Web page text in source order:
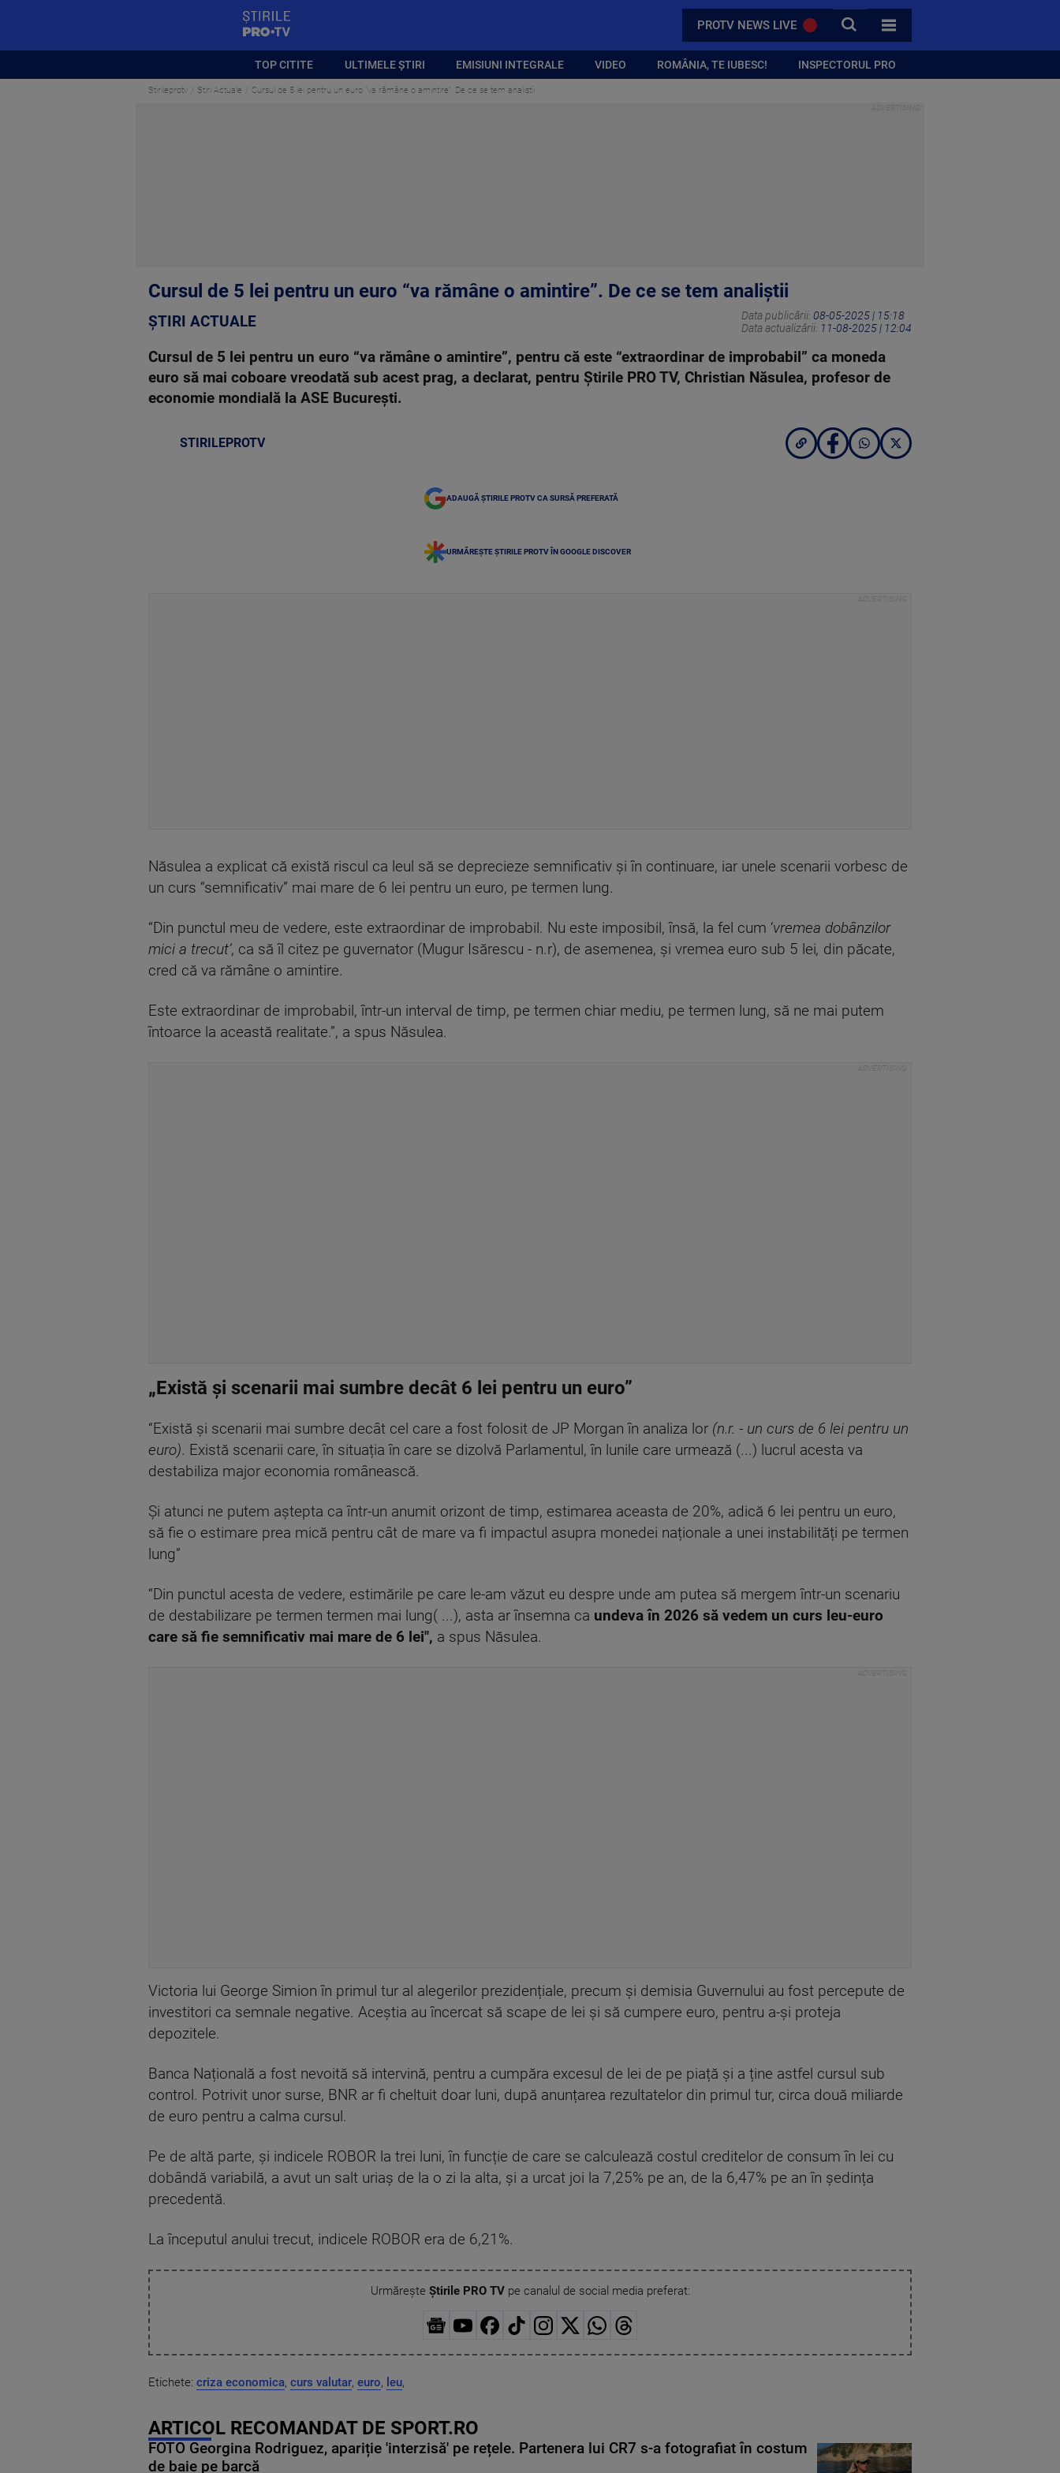
PROTV NEWS LIVE CAUTA
TOATE CATEGORIILE
TOP CITITE ULTIMELE ȘTIRI EMISIUNI INTEGRALE VIDEO ROMÂNIA, TE IUBESC! INSPECTORUL PRO
Stirileprotv Știri Actuale Cursul de 5 lei pentru un euro “va rămâne o amintire”. De ce se tem analiștii
Cursul de 5 lei pentru un euro “va rămâne o amintire”. De ce se tem analiștii
ȘTIRI ACTUALE Data publicării: 08-05-2025 | 15:18
Data actualizării: 11-08-2025 | 12:04
Cursul de 5 lei pentru un euro “va rămâne o amintire”, pentru că este “extraordinar de improbabil” ca moneda
euro să mai coboare vreodată sub acest prag, a declarat, pentru Știrile PRO TV, Christian Năsulea, profesor de
economie mondială la ASE București.
STIRILEPROTV
ADAUGĂ ȘTIRILE PROTV CA SURSĂ PREFERATĂ
URMĂREȘTE ȘTIRILE PROTV ÎN GOOGLE DISCOVER
Năsulea a explicat că există riscul ca leul să se deprecieze semnificativ și în continuare, iar unele scenarii vorbesc de
un curs “semnificativ” mai mare de 6 lei pentru un euro, pe termen lung.
“Din punctul meu de vedere, este extraordinar de improbabil. Nu este imposibil, însă, la fel cum ‘vremea dobânzilor
mici a trecut’, ca să îl citez pe guvernator (Mugur Isărescu - n.r), de asemenea, și vremea euro sub 5 lei, din păcate,
cred că va rămâne o amintire.
Este extraordinar de improbabil, într-un interval de timp, pe termen chiar mediu, pe termen lung, să ne mai putem
întoarce la această realitate.”, a spus Năsulea.
„Există și scenarii mai sumbre decât 6 lei pentru un euro”
“Există și scenarii mai sumbre decât cel care a fost folosit de JP Morgan în analiza lor (n.r. - un curs de 6 lei pentru un
euro). Există scenarii care, în situația în care se dizolvă Parlamentul, în lunile care urmează (...) lucrul acesta va
destabiliza major economia românească.
Și atunci ne putem aștepta ca într-un anumit orizont de timp, estimarea aceasta de 20%, adică 6 lei pentru un euro,
să fie o estimare prea mică pentru cât de mare va fi impactul asupra monedei naționale a unei instabilități pe termen
lung”
“Din punctul acesta de vedere, estimările pe care le-am văzut eu despre unde am putea să mergem într-un scenariu
de destabilizare pe termen termen mai lung( ...), asta ar însemna ca undeva în 2026 să vedem un curs leu-euro
care să fie semnificativ mai mare de 6 lei", a spus Năsulea.
Victoria lui George Simion în primul tur al alegerilor prezidențiale, precum și demisia Guvernului au fost percepute de
investitori ca semnale negative. Aceștia au încercat să scape de lei și să cumpere euro, pentru a-și proteja
depozitele.
Banca Națională a fost nevoită să intervină, pentru a cumpăra excesul de lei de pe piață și a ține astfel cursul sub
control. Potrivit unor surse, BNR ar fi cheltuit doar luni, după anunțarea rezultatelor din primul tur, circa două miliarde
de euro pentru a calma cursul.
Pe de altă parte, și indicele ROBOR la trei luni, în funcție de care se calculează costul creditelor de consum în lei cu
dobândă variabilă, a avut un salt uriaș de la o zi la alta, și a urcat joi la 7,25% pe an, de la 6,47% pe an în ședința
precedentă.
La începutul anului trecut, indicele ROBOR era de 6,21%.
Urmărește Știrile PRO TVpe canalul de social media preferat:
Etichete: criza economica, curs valutar, euro, leu,
ARTICOL RECOMANDAT DE SPORT.RO
FOTO Georgina Rodriguez, apariție 'interzisă' pe rețele. Partenera lui CR7 s-a fotografiat în costum
de baie pe barcă